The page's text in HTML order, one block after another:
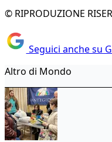
© RIPRODUZIONE
Seguici anche su
Altro di Mondo